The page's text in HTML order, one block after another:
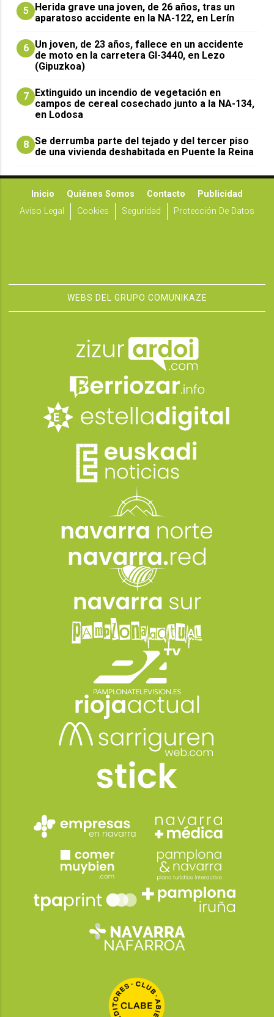
5 Herida grave una joven, de 26 años, tras un
aparatoso accidente en la NA-122, en Lerín
6 Un joven, de 23 años, fallece en un accidente
de moto en la carretera GI-3440, en Lezo
(Gipuzkoa)
7 Extinguido un incendio de vegetación en
campos de cereal cosechado junto a la NA-134,
en Lodosa
8 Se derrumba parte del tejado y del tercer piso
de una vivienda deshabitada en Puente la Reina
Inicio Quiénes Somos Contacto
Publicidad
Aviso Legal
Cookies Seguridad Protección De Datos
WEBS DEL GRUPO COMUNIKAZE